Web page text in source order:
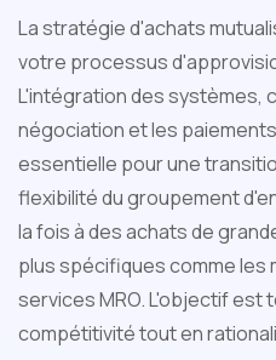
La stratégie d'achats
votre processus
L'intégration des systèmes,
négociation et les
essentielle pour une
flexibilité du groupement
la fois à des achats de
plus spécifiques comme les
services MRO. L'objectif est
compétitivité tout en